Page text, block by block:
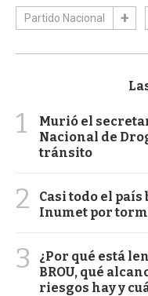
Partido Nacional
1
Murió el
Nacional de
tránsito
2
Casi todo el
Inumet por
3
¿Por qué está
BROU, qué
riesgos hay y